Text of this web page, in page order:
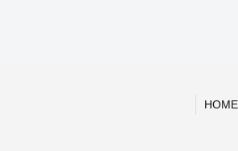
HOME